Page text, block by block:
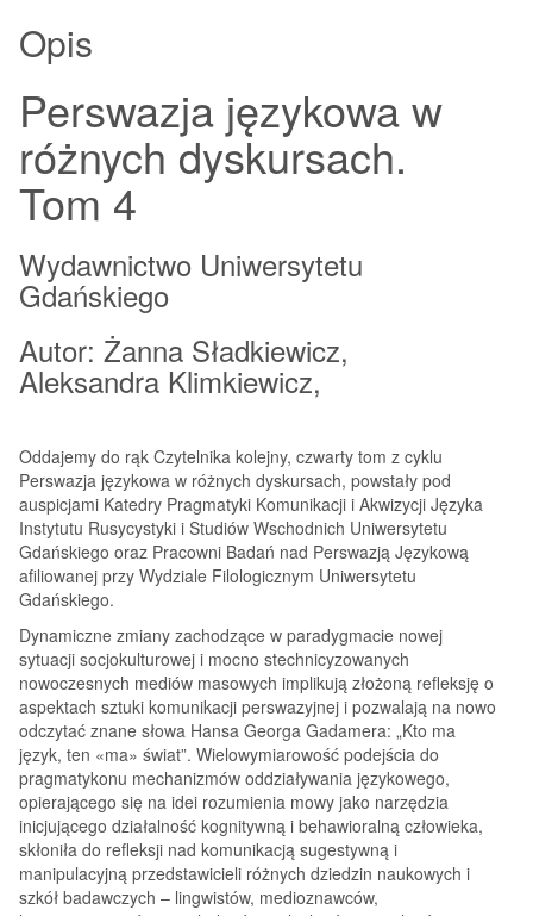
Opis
Perswazja językowa w
różnych dyskursach.
Tom 4
Wydawnictwo Uniwersytetu
Gdańskiego
Autor: Żanna Sładkiewicz,
Aleksandra Klimkiewicz,
Oddajemy do rąk Czytelnika kolejny, czwarty tom z cyklu
Perswazja językowa w różnych dyskursach, powstały pod
auspicjami Katedry Pragmatyki Komunikacji i Akwizycji Języka
Instytutu Rusycystyki i Studiów Wschodnich Uniwersytetu
Gdańskiego oraz Pracowni Badań nad Perswazją Językową
afiliowanej przy Wydziale Filologicznym Uniwersytetu
Gdańskiego.
Dynamiczne zmiany zachodzące w paradygmacie nowej
sytuacji socjokulturowej i mocno stechnicyzowanych
nowoczesnych mediów masowych implikują złożoną refleksję o
aspektach sztuki komunikacji perswazyjnej i pozwalają na nowo
odczytać znane słowa Hansa Georga Gadamera: „Kto ma
język, ten «ma» świat”. Wielowymiarowość podejścia do
pragmatykonu mechanizmów oddziaływania językowego,
opierającego się na idei rozumienia mowy jako narzędzia
inicjującego działalność kognitywną i behawioralną człowieka,
skłoniła do refleksji nad komunikacją sugestywną i
manipulacyjną przedstawicieli różnych dziedzin naukowych i
szkół badawczych – lingwistów, medioznawców,